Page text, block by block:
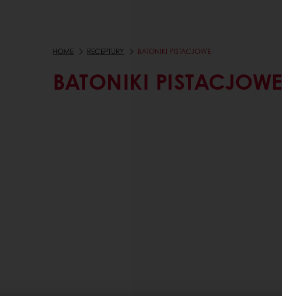
HOME RECEPTURY BATONIKI PISTACJOWE
BATONIKI PISTACJOWE